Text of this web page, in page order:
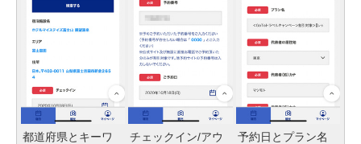
都道府県とキーワ
チェックイン/アウ
予約日とプラン名